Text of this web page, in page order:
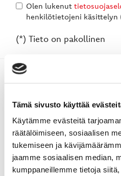
Tämä sivusto käyttää
Käytämme evästeitä
räätälöimiseen, sosiaalisen
tukemiseen ja
jaamme sosiaalisen median,
kumppaneillemme tietoja
Olen lukenut
henkilötietojeni käsittelyn
(*) Tieto on pakollinen